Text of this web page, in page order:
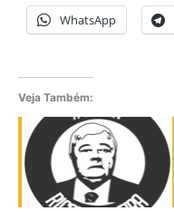
WhatsApp
Veja Também: